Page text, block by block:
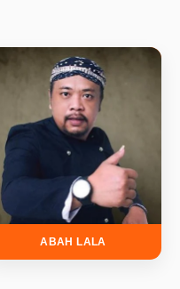
ABAH LALA